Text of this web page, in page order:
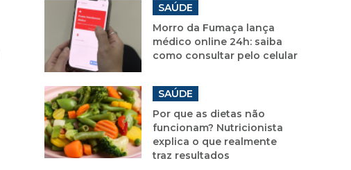
SAÚDE
Morro da Fumaça lança
médico online 24h: saiba
como consultar pelo celular
SAÚDE
Por que as dietas não
funcionam? Nutricionista
explica o que realmente
traz resultados